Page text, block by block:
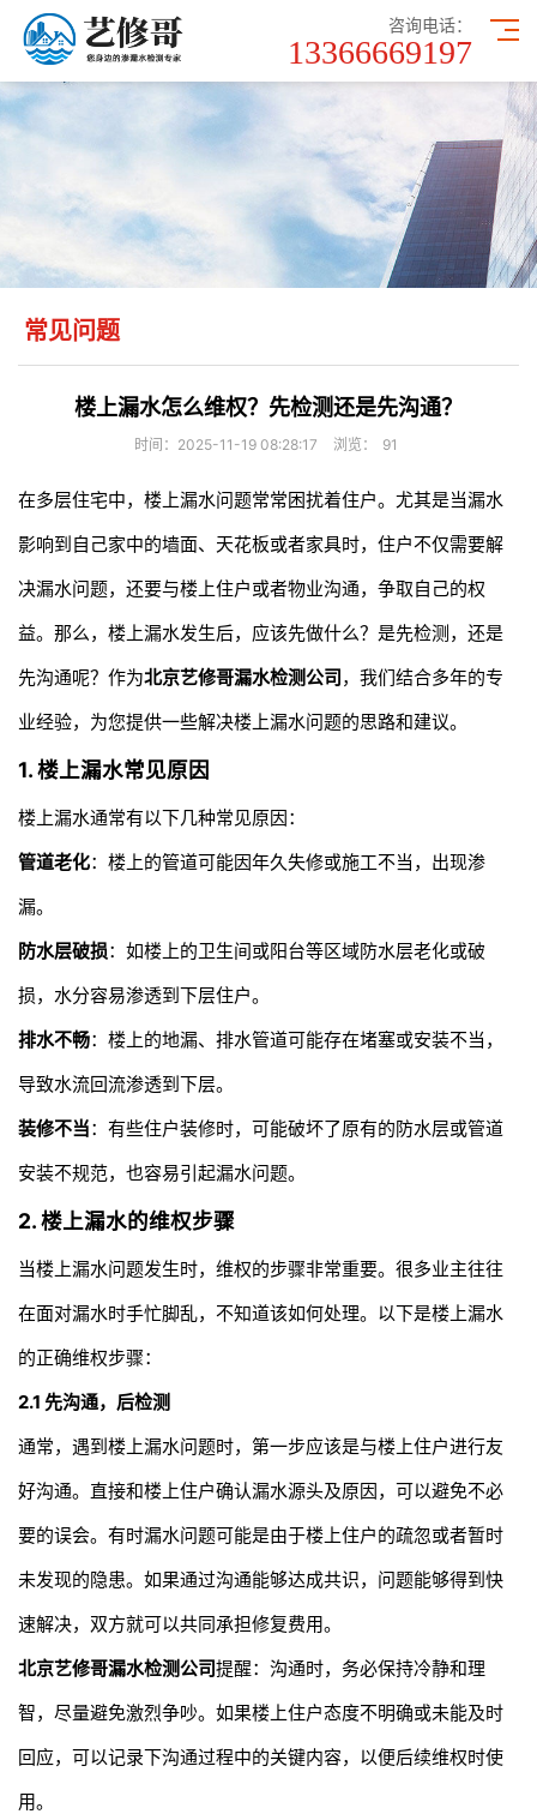
咨询电话：
13366669197
常见问题
楼上漏水怎么维权？先检测还是先沟通？
时间：2025-11-19 08:28:17 浏览： 91
在多层住宅中，楼上漏水问题常常困扰着住户。尤其是当漏水
影响到自己家中的墙面、天花板或者家具时，住户不仅需要解
决漏水问题，还要与楼上住户或者物业沟通，争取自己的权
益。那么，楼上漏水发生后，应该先做什么？是先检测，还是
先沟通呢？作为北京艺修哥漏水检测公司，我们结合多年的专
业经验，为您提供一些解决楼上漏水问题的思路和建议。
1. 楼上漏水常见原因
楼上漏水通常有以下几种常见原因：
管道老化：楼上的管道可能因年久失修或施工不当，出现渗
漏。
防水层破损：如楼上的卫生间或阳台等区域防水层老化或破
损，水分容易渗透到下层住户。
排水不畅：楼上的地漏、排水管道可能存在堵塞或安装不当，
导致水流回流渗透到下层。
装修不当：有些住户装修时，可能破坏了原有的防水层或管道
安装不规范，也容易引起漏水问题。
2. 楼上漏水的维权步骤
当楼上漏水问题发生时，维权的步骤非常重要。很多业主往往
在面对漏水时手忙脚乱，不知道该如何处理。以下是楼上漏水
的正确维权步骤：
2.1 先沟通，后检测
通常，遇到楼上漏水问题时，第一步应该是与楼上住户进行友
好沟通。直接和楼上住户确认漏水源头及原因，可以避免不必
要的误会。有时漏水问题可能是由于楼上住户的疏忽或者暂时
未发现的隐患。如果通过沟通能够达成共识，问题能够得到快
速解决，双方就可以共同承担修复费用。
北京艺修哥漏水检测公司提醒：沟通时，务必保持冷静和理
智，尽量避免激烈争吵。如果楼上住户态度不明确或未能及时
回应，可以记录下沟通过程中的关键内容，以便后续维权时使
用。